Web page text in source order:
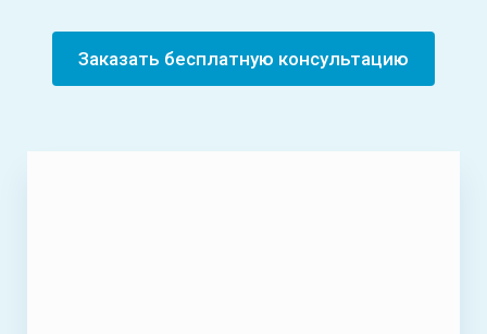
Заказать бесплатную консультацию